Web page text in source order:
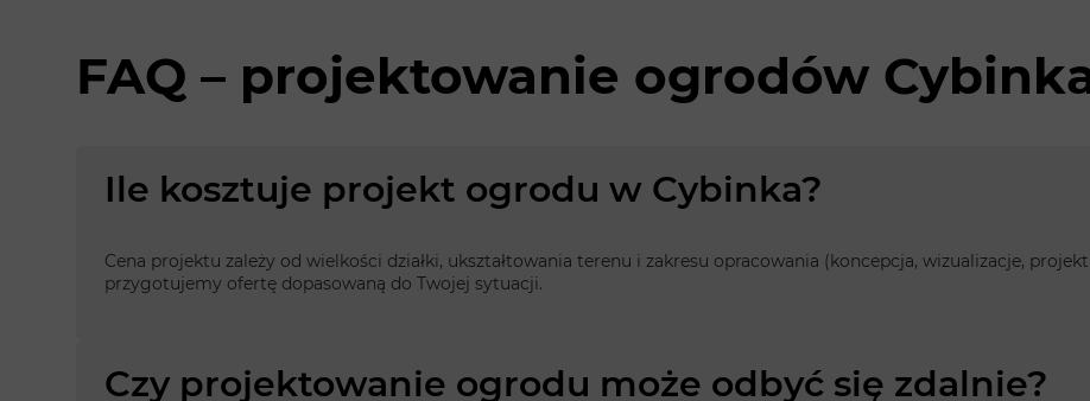
FAQ – projektowanie ogrodów
Ile kosztuje projekt ogrodu w Cybinka?
Cena projektu zależy od wielkości działki, ukształtowania terenu i zakresu opracowania (koncepcja, wizualizacje,
przygotujemy ofertę dopasowaną do Twojej sytuacji.
Czy projektowanie ogrodu może odbyć się zdalnie?